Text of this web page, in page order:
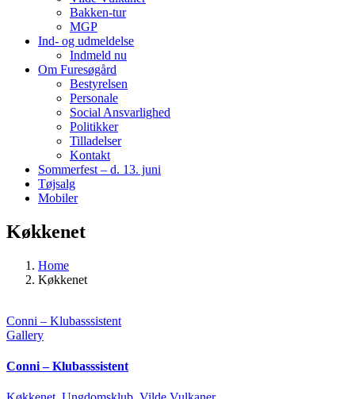
Bakken-tur
MGP
Ind- og udmeldelse
Indmeld nu
Om Furesøgård
Bestyrelsen
Personale
Social Ansvarlighed
Politikker
Tilladelser
Kontakt
Sommerfest – d. 13. juni
Tøjsalg
Mobiler
Køkkenet
Home
Køkkenet
Conni – Klubasssistent
Gallery
Conni – Klubasssistent